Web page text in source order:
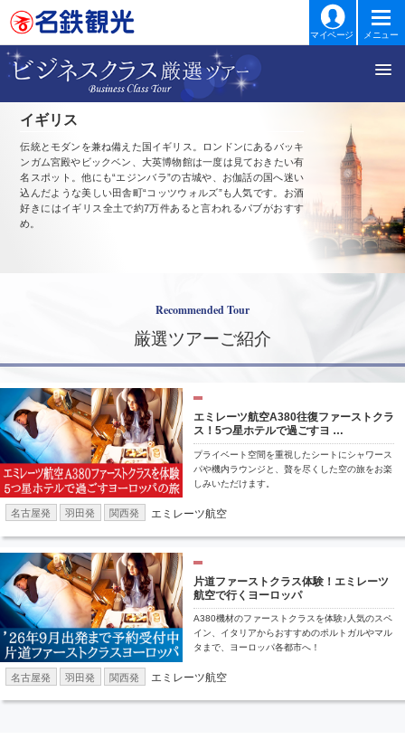
マイページ メニュー
イギリス
伝統とモダンを兼ね備えた国イギリス。ロンドンにあるバッキ
ンガム宮殿やビックベン、大英博物館は一度は見ておきたい有
名スポット。他にも“エジンバラ”の古城や、お伽話の国へ迷い
込んだような美しい田舎町“コッツウォルズ”も人気です。お酒
好きにはイギリス全土で約7万件あると言われるパブがおすす
め。
Recommended Tour
厳選ツアーご紹介
エミレーツ航空A380往復ファーストクラ
ス！5つ星ホテルで過ごすヨ …
プライベート空間を重視したシートにシャワース
パや機内ラウンジと、贅を尽くした空の旅をお楽
しみいただけます。
名古屋発 羽田発 関西発 エミレーツ航空
片道ファーストクラス体験！エミレーツ
航空で行くヨーロッパ
A380機材のファーストクラスを体験♪人気のスペ
イン、イタリアからおすすめのポルトガルやマル
タまで、ヨーロッパ各都市へ！
名古屋発 羽田発 関西発 エミレーツ航空